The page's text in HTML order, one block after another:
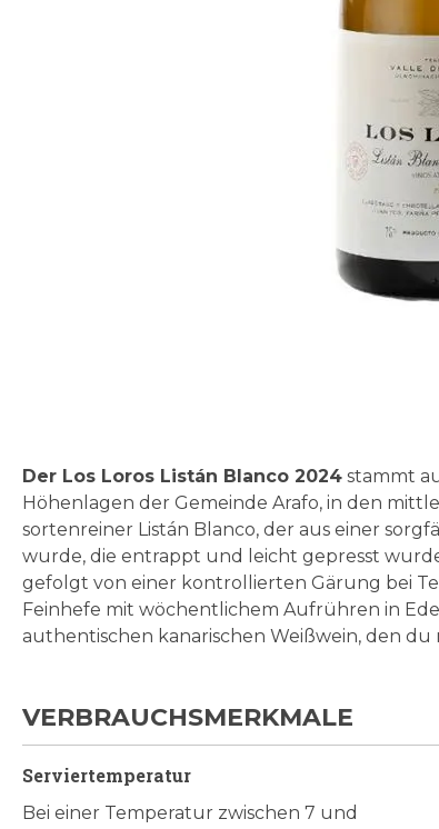
springen
Der Los Loros Listán Blanco 2024 stammt
Höhenlagen der Gemeinde Arafo, in den
sortenreiner Listán Blanco, der aus einer
wurde, die entrappt und leicht gepresst
gefolgt von einer kontrollierten Gärung bei
Feinhefe mit wöchentlichem Aufrühren in
authentischen kanarischen Weißwein, den du
VERBRAUCHSMERKMALE
Serviertemperatur
Bei einer Temperatur zwischen 7 und